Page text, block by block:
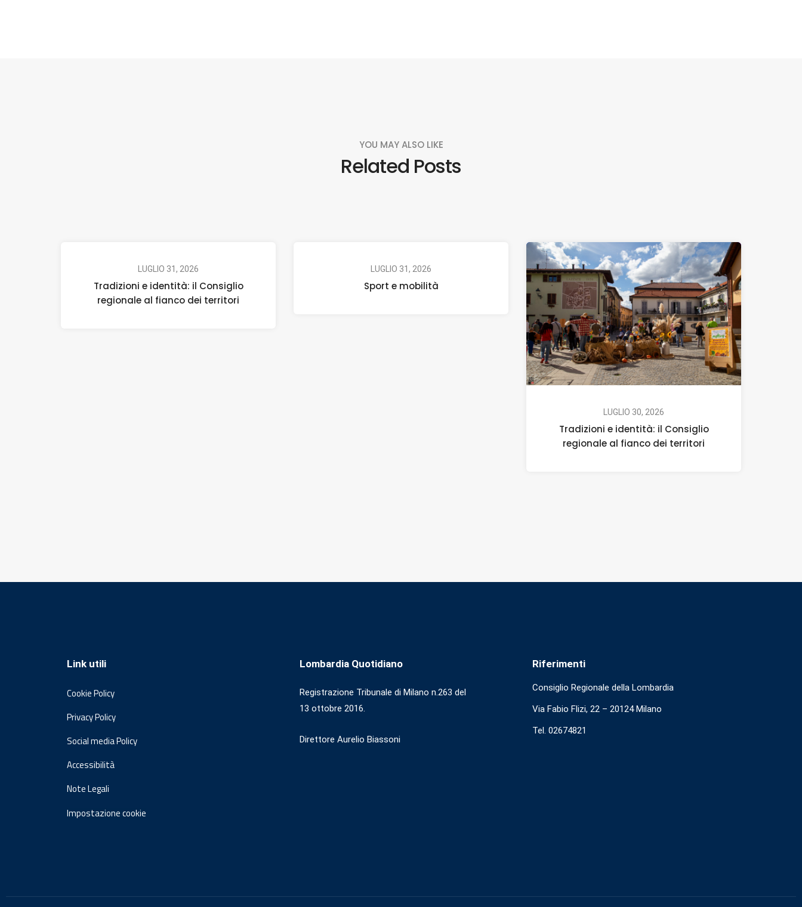
YOU MAY ALSO LIKE
Related Posts
LUGLIO 31, 2026
Tradizioni e identità: il Consiglio
regionale al fianco dei territori
LUGLIO 31, 2026
Sport e mobilità
LUGLIO 30, 2026
Tradizioni e identità: il Consiglio
regionale al fianco dei territori
Link utili
Cookie Policy
Privacy Policy
Social media Policy
Accessibilità
Note Legali
Impostazione cookie
Lombardia Quotidiano
Registrazione Tribunale di Milano n.263 del
13 ottobre 2016.
Direttore Aurelio Biassoni
Riferimenti
Consiglio Regionale della Lombardia
Via Fabio Flizi, 22 – 20124 Milano
Tel. 02674821